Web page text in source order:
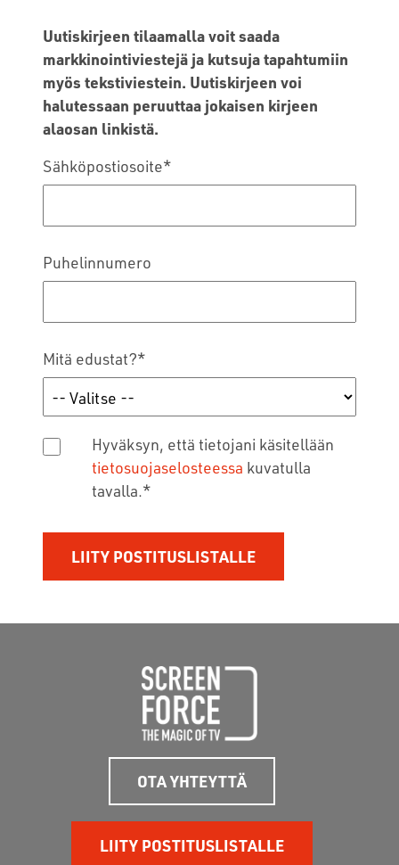
Uutiskirjeen tilaamalla voit saada
markkinointiviestejä ja kutsuja tapahtumiin
myös tekstiviestein. Uutiskirjeen voi
halutessaan peruuttaa jokaisen kirjeen
alaosan linkistä.
Sähköpostiosoite*
Puhelinnumero
Mitä edustat?*
Hyväksyn, että tietojani käsitellään
tietosuojaselosteessa kuvatulla
tavalla.*
OTA YHTEYTTÄ
LIITY POSTITUSLISTALLE